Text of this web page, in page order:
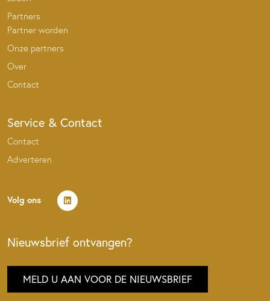
Partners
Partner worden
Onze partners
Over
Contact
Service & Contact
Contact
Adverteren
Volg ons
Nieuwsbrief ontvangen?
MELD U AAN VOOR DE NIEUWSBRIEF